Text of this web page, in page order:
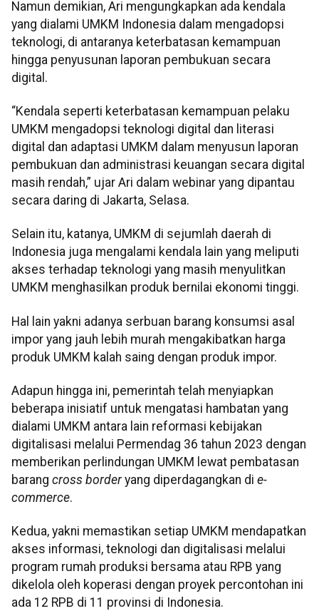
Namun demikian, Ari mengungkapkan ada kendala
yang dialami UMKM Indonesia dalam mengadopsi
teknologi, di antaranya keterbatasan kemampuan
hingga penyusunan laporan pembukuan secara
digital.
“Kendala seperti keterbatasan kemampuan pelaku
UMKM mengadopsi teknologi digital dan literasi
digital dan adaptasi UMKM dalam menyusun laporan
pembukuan dan administrasi keuangan secara digital
masih rendah,” ujar Ari dalam webinar yang dipantau
secara daring di Jakarta, Selasa.
Selain itu, katanya, UMKM di sejumlah daerah di
Indonesia juga mengalami kendala lain yang meliputi
akses terhadap teknologi yang masih menyulitkan
UMKM menghasilkan produk bernilai ekonomi tinggi.
Hal lain yakni adanya serbuan barang konsumsi asal
impor yang jauh lebih murah mengakibatkan harga
produk UMKM kalah saing dengan produk impor.
Adapun hingga ini, pemerintah telah menyiapkan
beberapa inisiatif untuk mengatasi hambatan yang
dialami UMKM antara lain reformasi kebijakan
digitalisasi melalui Permendag 36 tahun 2023 dengan
memberikan perlindungan UMKM lewat pembatasan
barang cross borderyang diperdagangkan di e-
commerce.
Kedua, yakni memastikan setiap UMKM mendapatkan
akses informasi, teknologi dan digitalisasi melalui
program rumah produksi bersama atau RPB yang
dikelola oleh koperasi dengan proyek percontohan ini
ada 12 RPB di 11 provinsi di Indonesia.